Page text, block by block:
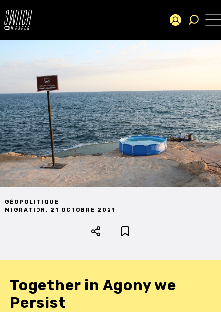
GÉOPOLITIQUE
MIGRATION , 21 OCTOBRE 2021
Together in Agony we
Persist